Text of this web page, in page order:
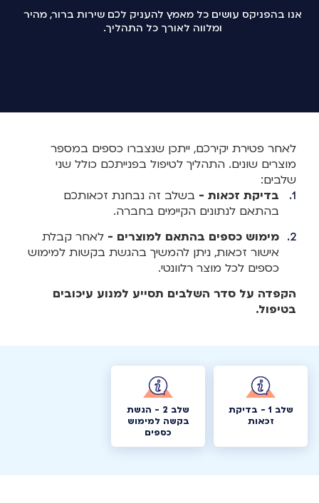
אנו בהפניקס עושים כל מאמץ להעניק לכם שירות ברור, מהיר
ומלווה לאורך כל התהליך.
לאחר פטירת יקירכם, ייתכן שנצברו כספים במספר
מוצרים שונים. התהליך לטיפול בפנייתכם כולל שני
שלבים:
בדיקת זכאות - בשלב זה נבחנת זכאותכם
בהתאם לנתונים הקיימים בחברה.
מימוש כספים בהתאם למוצרים - לאחר קבלת
אישור זכאות, ניתן להמשיך בהגשת בקשות למימוש
כספים לכל מוצר רלוונטי.
הקפדה על סדר השלבים תסייע למנוע עיכובים
בטיפול.
שלב 1 - בדיקת
זכאות
שלב 2 - הגשת
בקשה למימוש
כספים